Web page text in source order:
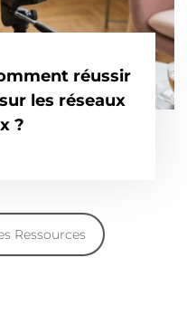
réussir
les réseaux
?
Ressources